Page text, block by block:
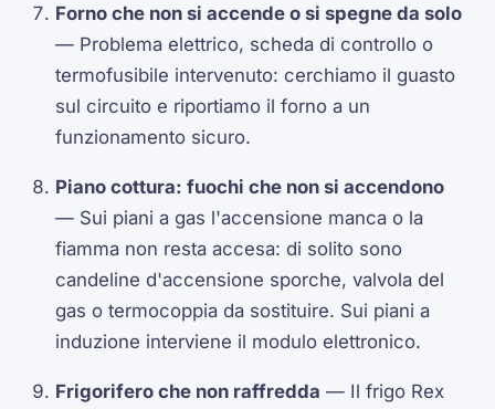
Forno che non si accende o si spegne da solo
— Problema elettrico, scheda di controllo o
termofusibile intervenuto: cerchiamo il guasto
sul circuito e riportiamo il forno a un
funzionamento sicuro.
Piano cottura: fuochi che non si accendono
— Sui piani a gas l'accensione manca o la
fiamma non resta accesa: di solito sono
candeline d'accensione sporche, valvola del
gas o termocoppia da sostituire. Sui piani a
induzione interviene il modulo elettronico.
Frigorifero che non raffredda — Il frigo Rex